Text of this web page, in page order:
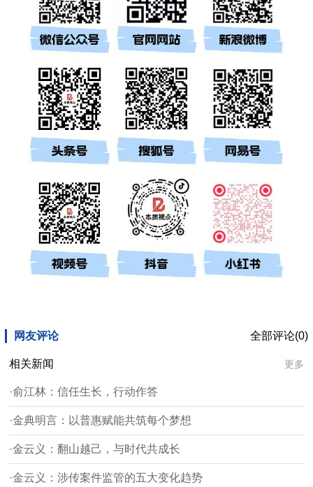
网友评论 全部评论(0)
相关新闻 更多
·俞江林：信任生长，行动作答
·金典明言：以普惠赋能共筑每个梦想
·金云义：翻山越己，与时代共成长
·金云义：涉传案件监管的五大变化趋势